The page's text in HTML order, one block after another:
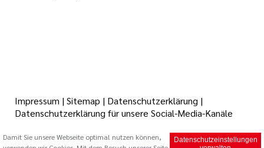
Impressum |Sitemap | Datenschutzerklärung |
Datenschutzerklärung für unsere Social-Media-Kanäle
Datenschutzeinstellungen
Damit Sie unsere Webseite optimal nutzen können,